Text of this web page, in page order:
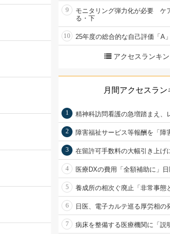
9
モニタリング弾力化が必要 ケ
る・下
10 25年度の総合的な自己評価「
アクセスランキ
月間アクセスラン
1 精神科訪問看護の急増踏まえ、
2 障害福祉サービス等報酬を「障
3 在留許可手数料の大幅引き上げ
4 医療DXの費用「全額補助に」
5 養成所の相次ぐ廃止「非常事態
6 日医、電子カルテ巡る厚労相の
7 病床を整備する医療機関に「説